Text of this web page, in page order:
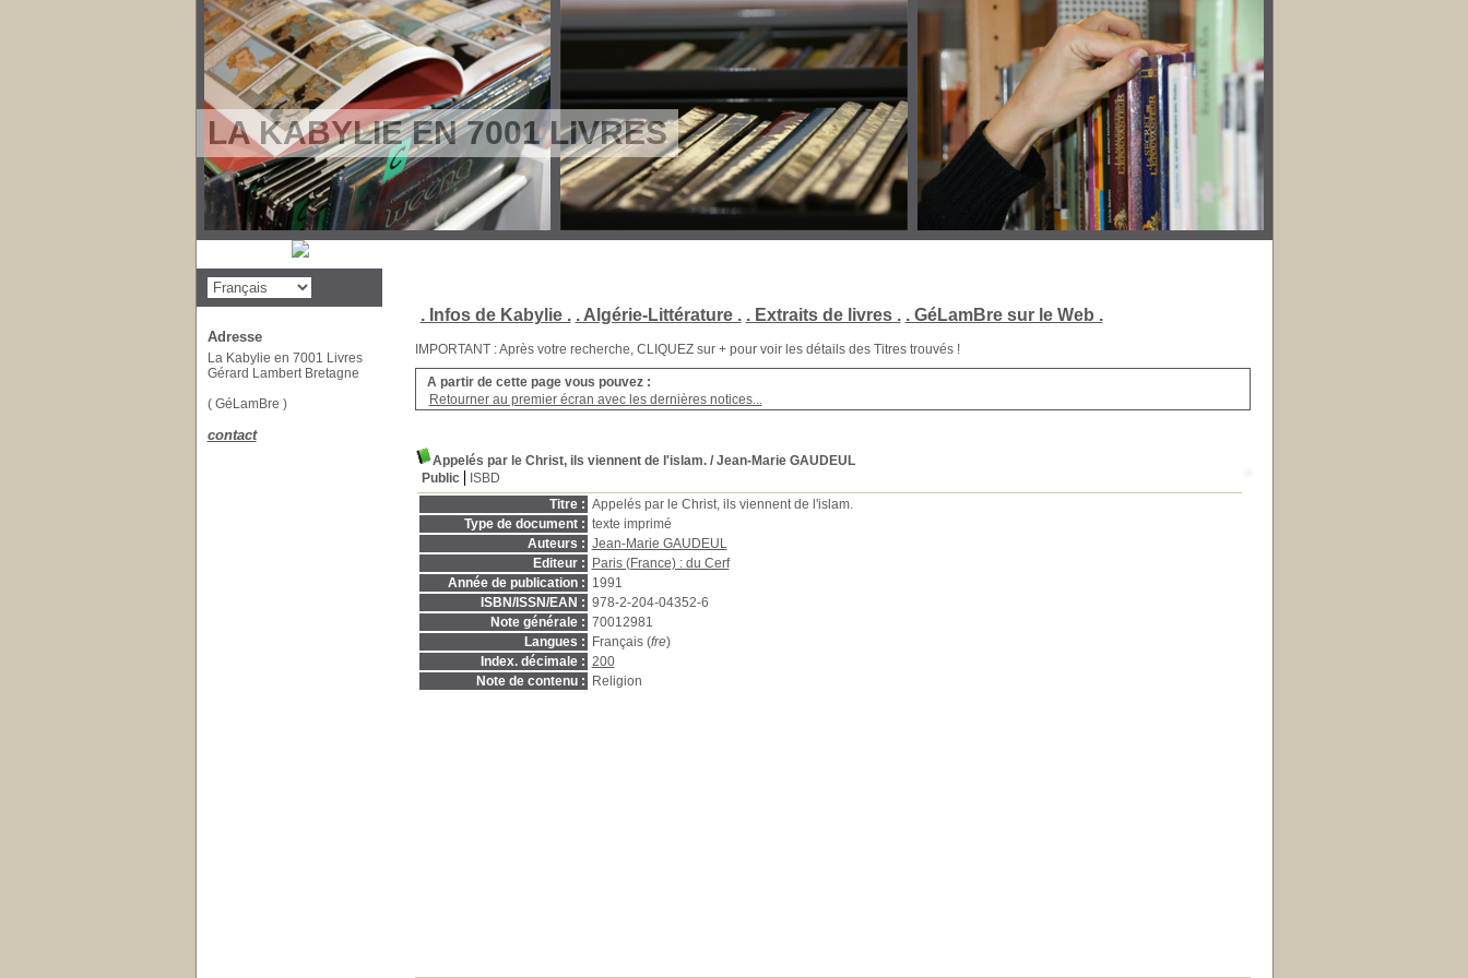
LA KABYLIE EN 7001 LIVRES
. Infos de Kabylie . . Algérie-Littérature . . Extraits de livres . . GéLamBre sur le Web .
IMPORTANT : Après votre recherche, CLIQUEZ sur + pour voir les détails des Titres trouvés !
A partir de cette page vous pouvez :
Retourner au premier écran avec les dernières notices...
Appelés par le Christ, ils viennent de l'islam./ Jean-Marie GAUDEUL
Public
ISBD
Titre : Appelés par le Christ, ils viennent de l'islam.
Type de document : texte imprimé
Auteurs : Jean-Marie GAUDEUL
Editeur :
Paris (France) : du Cerf
Année de publication : 1991
ISBN/ISSN/EAN : 978-2-204-04352-6
Note générale : 70012981
Langues :
Français (fre)
Index. décimale : 200
Note de contenu :
Religion
Adresse
La Kabylie en 7001 Livres
Gérard Lambert Bretagne
( GéLamBre )
contact